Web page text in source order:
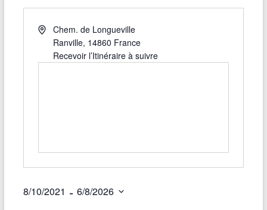
Chem. de Longueville
Ranville, 14860 France
Recevoir l’Itinéraire à suivre
8/10/2021 - 6/8/2026